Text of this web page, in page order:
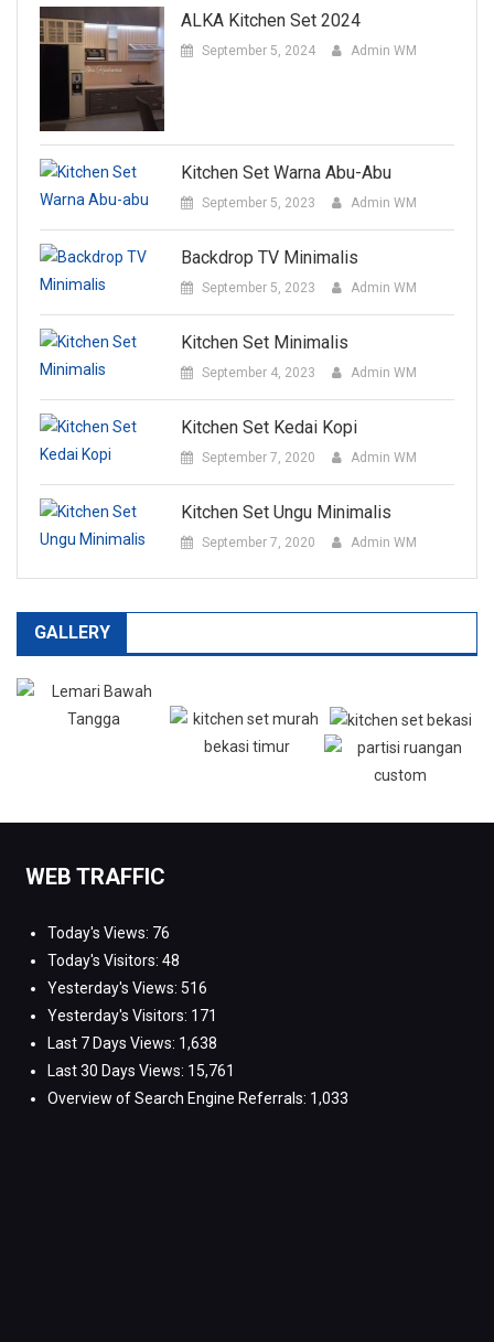
ALKA Kitchen Set 2024
September 5, 2024 Admin WM
Kitchen Set Warna Abu-Abu
September 5, 2023 Admin WM
Backdrop TV Minimalis
September 5, 2023 Admin WM
Kitchen Set Minimalis
September 4, 2023 Admin WM
Kitchen Set Kedai Kopi
September 7, 2020 Admin WM
Kitchen Set Ungu Minimalis
September 7, 2020 Admin WM
GALLERY
WEB TRAFFIC
Today's Views: 76
Today's Visitors: 48
Yesterday's Views: 516
Yesterday's Visitors: 171
Last 7 Days Views: 1,638
Last 30 Days Views: 15,761
Overview of Search Engine Referrals: 1,033